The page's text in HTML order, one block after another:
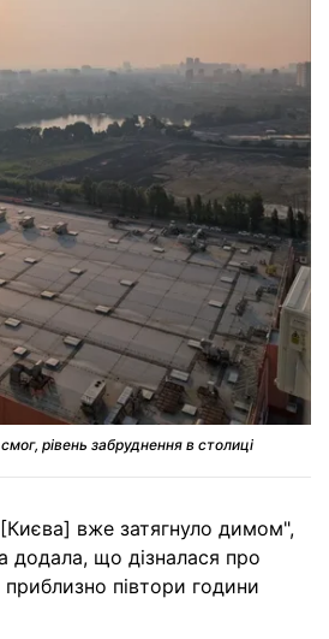
рівень забруднення в столиці
[Києва] вже затягнуло димом",
додала, що дізналася про
півтори години